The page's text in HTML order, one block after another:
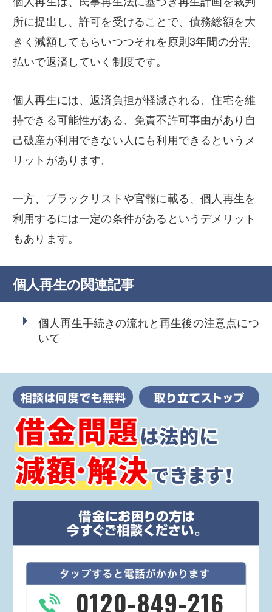
所に提出し、許可を受けることで、債務総額を大
きく減額してもらいつつそれを原則3年間の分割
払いで返済していく制度です。
個人再生には、返済負担が軽減される、住宅を維
持できる可能性がある、免責不許可事由があり自
己破産が利用できない人にも利用できるというメ
リットがあります。
一方、ブラックリストや官報に載る、個人再生を
利用するには一定の条件があるというデメリット
もあります。
個人再生の関連記事
個人再生手続きの流れと再生後の注意点につ
いて
0120-849-216